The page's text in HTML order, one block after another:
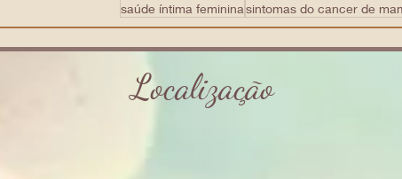
saúde íntima femininasintomas do cancer de
Localização